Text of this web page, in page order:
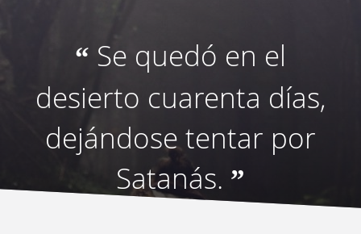
“ Se quedó en el
desierto cuarenta días,
dejándose tentar por
Satanás. ”